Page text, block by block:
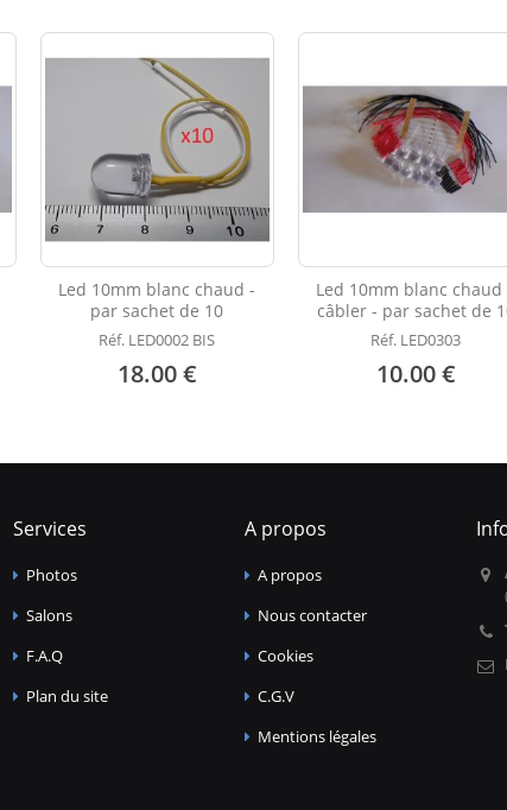
Led 10mm blanc chaud -
par sachet de 10
Réf. LED0002 BIS
18.00 €
Led 10mm blanc chaud
câbler - par sachet de
Réf. LED0303
10.00 €
Services
Photos
Salons
F.A.Q
Plan du site
A propos
A propos
Nous contacter
Cookies
C.G.V
Mentions légales